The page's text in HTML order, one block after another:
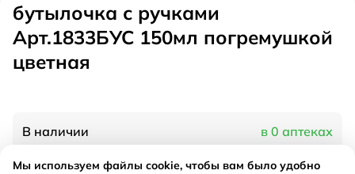
бутылочка с ручками
Арт.1833БУС 150мл погремушкой
цветная
В наличии в 0 аптеках
Мы используем файлы cookie, чтобы вам было удобно